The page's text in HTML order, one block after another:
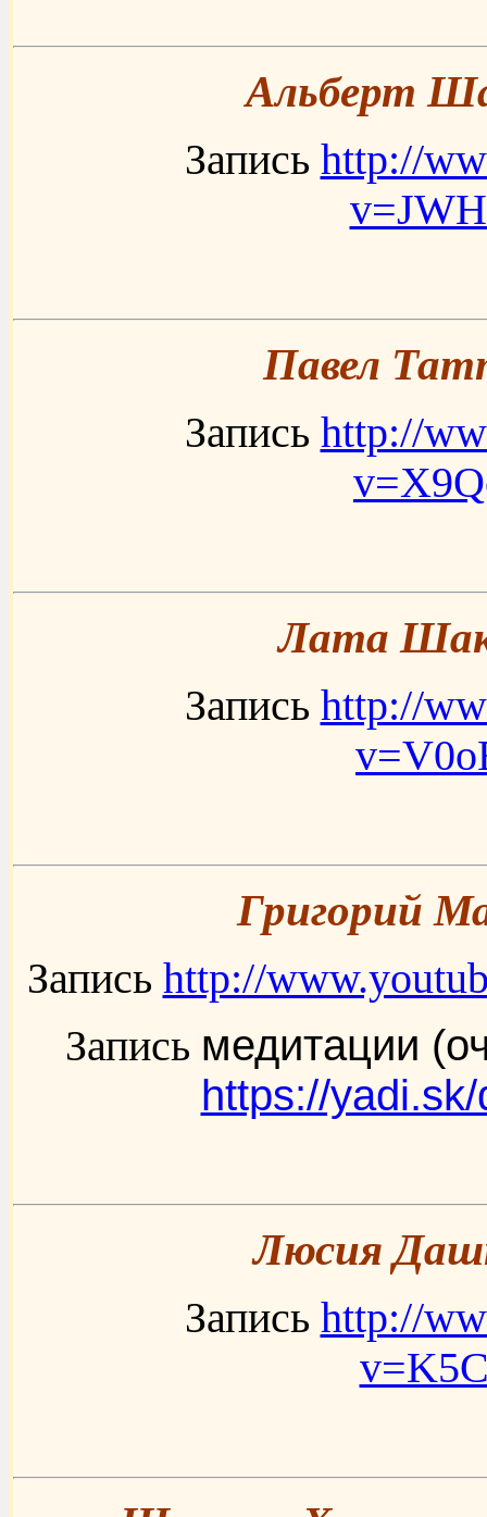
Альберт
Запись http://
Павел
Запись http://
Лата
Запись http://
Григорий
Запись http://
Запись медитации
https://
Люсия
Запись http://